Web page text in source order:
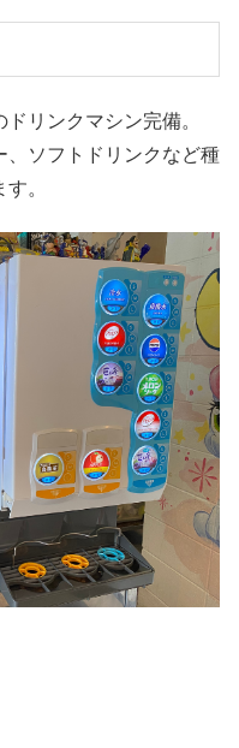
リンクマシン完備。
、ソフトドリンクなど種
。